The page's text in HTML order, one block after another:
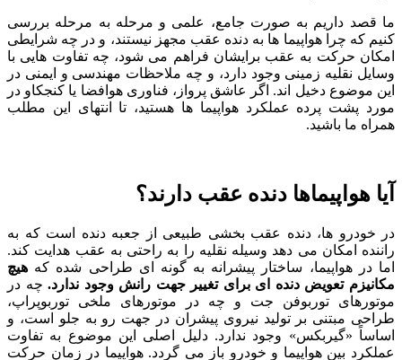
ما قصد داریم به‌ صورت جامع، علمی و مرحله‌ به‌ مرحله بررسی
کنیم که چرا هواپیما ها به دنده عقب مجهز نیستند، و در چه شرایطی
امکان حرکت به عقب برایشان فراهم می‌ شود، چه تفاوت‌ هایی با
وسایل نقلیه زمینی وجود دارد، و چه ملاحظات مهندسی و ایمنی در
این موضوع دخیل‌ اند. اگر عاشق پرواز، فناوری هوافضا یا کنجکاو در
مورد پشت‌ پرده عملکرد هواپیما ها هستید، تا انتهای این مطلب
همراه ما باشید.
آیا هواپیماها دنده عقب دارند؟
در خودرو ها، دنده عقب بخشی طبیعی از جعبه‌ دنده است که به
راننده امکان می‌ دهد وسیله نقلیه را به راحتی به عقب هدایت کند.
اما در هواپیما، ساختار پیشرانه به گونه‌ ای طراحی شده که هیچ
مکانیزم تعویض دنده‌ ای برای تغییر جهت رانش وجود ندارد.چه در
موتورهای توربوفن جت و چه در موتورهای ملخی توربوپراپ،
طراحی مبتنی بر تولید نیروی پیشران در جهت رو به جلو است، و
اساساً «گیربکس» وجود ندارد.دلیل اصلی این موضوع به تفاوت
عملکرد بین هواپیما و خودرو باز می‌ گردد. هواپیما در زمان حرکت